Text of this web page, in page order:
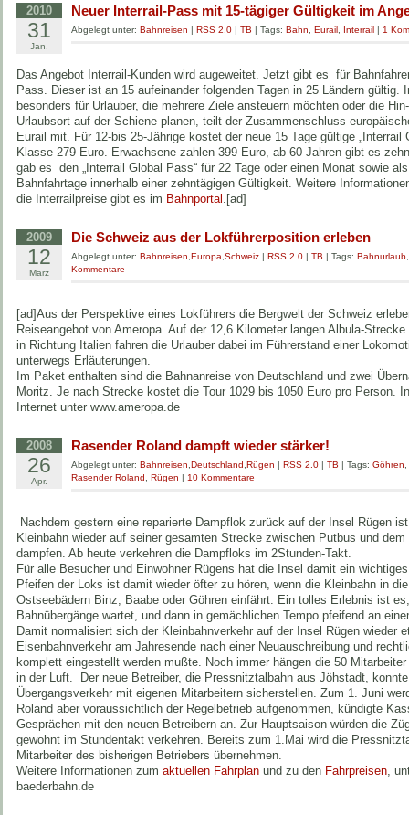
2010
31
Jan.
Neuer Interrail-Pass mit 15-tägiger Gültigkeit im
Abgelegt unter: Bahnreisen | RSS 2.0 | TB | Tags: Bahn Eurail Interrail | 1
Das Angebot Interrail-Kunden wird augeweitet. Jetzt gibt es für
Pass. Dieser ist an 15 aufeinander folgenden Tagen in 25 Ländern gültig.
besonders für Urlauber, die mehrere Ziele ansteuern möchten oder die
Urlaubsort auf der Schiene planen, teilt der Zusammenschluss
Eurail mit. Für 12-bis 25-Jährige kostet der neue 15 Tage gültige „Interrail
Klasse 279 Euro. Erwachsene zahlen 399 Euro, ab 60 Jahren gibt es
gab es den „Interrail Global Pass“ für 22 Tage oder einen Monat sowie
Bahnfahrtage innerhalb einer zehntägigen Gültigkeit. Weitere
die Interrailpreise gibt es im Bahnportal .[ad]
2009
12
März
Die Schweiz aus der Lokführerposition erleben
Abgelegt unter: Bahnreisen Europa Schweiz | RSS 2.0 | TB | Tags: Bahnurlaub
Kommentare
[ad]Aus der Perspektive eines Lokführers die Bergwelt der Schweiz
Reiseangebot von Ameropa. Auf der 12,6 Kilometer langen Albula-
in Richtung Italien fahren die Urlauber dabei im Führerstand einer
unterwegs Erläuterungen.
Im Paket enthalten sind die Bahnanreise von Deutschland und zwei
Moritz. Je nach Strecke kostet die Tour 1029 bis 1050 Euro pro Person.
Internet unter www.ameropa.de
2008
26
Apr.
Rasender Roland dampft wieder stärker!
Abgelegt unter: Bahnreisen Deutschland Rügen | RSS 2.0 | TB | Tags: Göhren
Rasender Roland
Rügen | 10 Kommentare
Nachdem gestern eine reparierte Dampflok zurück auf der Insel Rügen
Kleinbahn wieder auf seiner gesamten Strecke zwischen Putbus und
dampfen. Ab heute verkehren die Dampfloks im 2Stunden-Takt.
Für alle Besucher und Einwohner Rügens hat die Insel damit ein
Pfeifen der Loks ist damit wieder öfter zu hören, wenn die Kleinbahn in
Ostseebädern Binz, Baabe oder Göhren einfährt. Ein tolles Erlebnis ist
Bahnübergänge wartet, und dann in gemächlichen Tempo pfeifend an
Damit normalisiert sich der Kleinbahnverkehr auf der Insel Rügen wieder
Eisenbahnverkehr am Jahresende nach einer Neuauschreibung und
komplett eingestellt werden mußte. Noch immer hängen die 50
in der Luft. Der neue Betreiber, die Pressnitztalbahn aus Jöhstadt,
Übergangsverkehr mit eigenen Mitarbeitern sicherstellen. Zum 1. Juni
Roland aber voraussichtlich der Regelbetrieb aufgenommen, kündigte
Gesprächen mit den neuen Betreibern an. Zur Hauptsaison würden die
gewohnt im Stundentakt verkehren. Bereits zum 1.Mai wird die
Mitarbeiter des bisherigen Betriebers übernehmen.
Weitere Informationen zum aktuellen Fahrplan und zu den Fahrpreisen,
baederbahn.de